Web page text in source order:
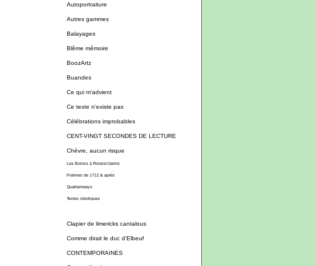
Autoportraiture
Autres gammes
Balayages
Blême mêmoire
BoozArtz
Buandes
Ce qui m'advient
Ce texte n'existe pas
Célébrations improbables
CENT-VINGT SECONDES DE LECTURE
Chèvre, aucun risque
Les Boloss à Roland-Garros
Poèmes de 1712 & après
Quatramways
Textes robotiques
Clapier de limericks cantalous
Comme dirait le duc d'Elbeuf
CONTEMPORAINES